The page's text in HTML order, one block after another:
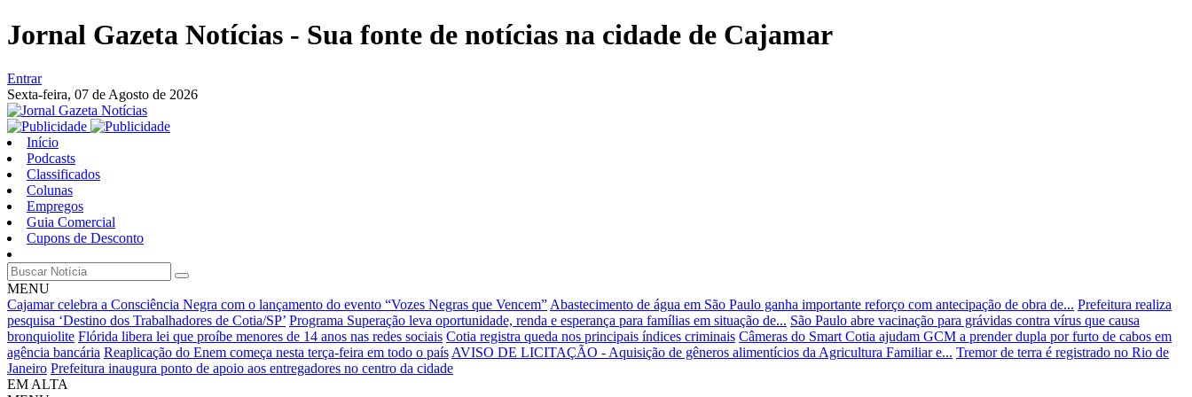
Jornal Gazeta Notícias - Sua fonte de notícias na cidade de Cajamar
Entrar
Sexta-feira, 07 de Agosto de 2026
Início
Podcasts
Classificados
Colunas
Empregos
Guia Comercial
Cupons de Desconto
MENU
Cajamar celebra a Consciência Negra com o lançamento do evento “Vozes Negras que Vencem” Abastecimento de água em São Paulo ganha importante reforço com antecipação de obra de... Prefeitura realiza
pesquisa ‘Destino dos Trabalhadores de Cotia/SP’ Programa Superação leva oportunidade, renda e esperança para famílias em situação de... São Paulo abre vacinação para grávidas contra vírus que causa
bronquiolite Flórida libera lei que proíbe menores de 14 anos nas redes sociais Cotia registra queda nos principais índices criminais Câmeras do Smart Cotia ajudam GCM a prender dupla por furto de cabos em
agência bancária Reaplicação do Enem começa nesta terça-feira em todo o país AVISO DE LICITAÇÃO - Aquisição de gêneros alimentícios da Agricultura Familiar e... Tremor de terra é registrado no Rio de
Janeiro Prefeitura inaugura ponto de apoio aos entregadores no centro da cidade
EM ALTA